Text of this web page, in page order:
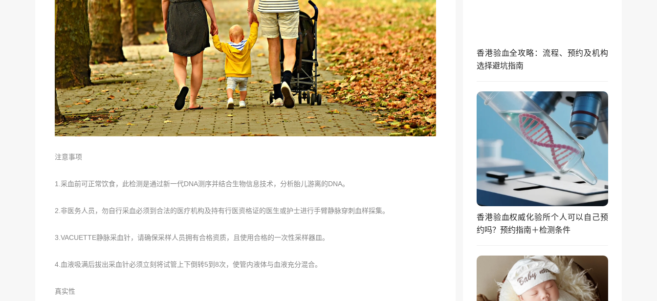
注意事项
1.采血前可正常饮食，此检测是通过新一代DNA测序并结合生物信息技术，分析胎儿游离的DNA。
2.非医务人员，勿自行采血必须到合法的医疗机构及持有行医资格证的医生或护士进行手臂静脉穿刺血样採集。
3.VACUETTE静脉采血针，请确保采样人员拥有合格资质，且使用合格的一次性采样器皿。
4.血液吸满后拔出采血针必须立刻将试管上下倒转5到8次，使管内液体与血液充分混合。
真实性
香港验血全攻略：流程、预约及机构
选择避坑指南
香港验血权威化验所个人可以自己预
约吗？预约指南＋检测条件